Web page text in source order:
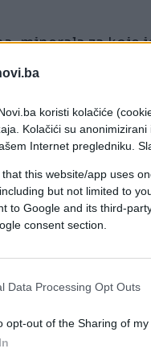
koristi kolačiće
Kolačići su
Internet pregledniku.
that this website/app uses
but not limited to
to Google and its third-
consent section.
Data Processing Opt Outs
opt-out of the Sharing of my
minerala za koje
dobar izvor
u organizmu.
u
Jedan od
opuštanju
namirnica
od devet do 13
fazi postepeno